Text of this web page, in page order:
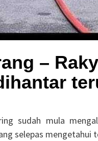
–
sudah mula
selepas